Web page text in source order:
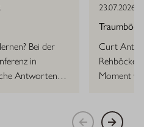
Bei der
in
Antworten
23.07.2026 •
Curt Anton
Rehböcke,
Moment